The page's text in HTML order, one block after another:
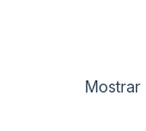
Mostrar